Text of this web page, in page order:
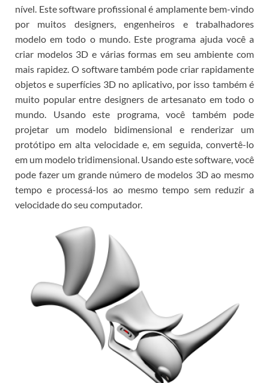
nível. Este software profissional é amplamente bem-vindo
por muitos designers, engenheiros e trabalhadores
modelo em todo o mundo. Este programa ajuda você a
criar modelos 3D e várias formas em seu ambiente com
mais rapidez. O software também pode criar rapidamente
objetos e superfícies 3D no aplicativo, por isso também é
muito popular entre designers de artesanato em todo o
mundo. Usando este programa, você também pode
projetar um modelo bidimensional e renderizar um
protótipo em alta velocidade e, em seguida, convertê-lo
em um modelo tridimensional. Usando este software, você
pode fazer um grande número de modelos 3D ao mesmo
tempo e processá-los ao mesmo tempo sem reduzir a
velocidade do seu computador.